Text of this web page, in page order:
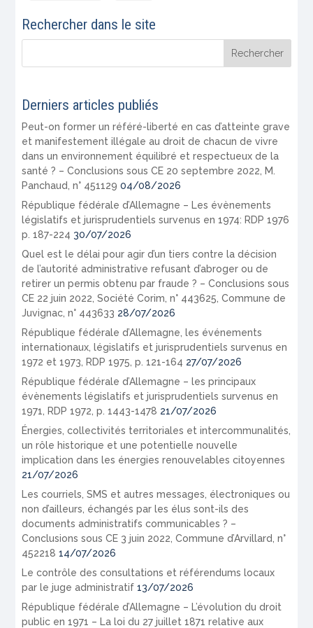
Rechercher dans le site
Derniers articles publiés
Peut-on former un référé-liberté en cas d’atteinte grave
et manifestement illégale au droit de chacun de vivre
dans un environnement équilibré et respectueux de la
santé ? – Conclusions sous CE 20 septembre 2022, M.
Panchaud, n° 451129 04/08/2026
République fédérale d’Allemagne – Les évènements
législatifs et jurisprudentiels survenus en 1974: RDP 1976
p. 187-224 30/07/2026
Quel est le délai pour agir d’un tiers contre la décision
de l’autorité administrative refusant d’abroger ou de
retirer un permis obtenu par fraude ? – Conclusions sous
CE 22 juin 2022, Société Corim, n° 443625, Commune de
Juvignac, n° 443633 28/07/2026
République fédérale d’Allemagne, les événements
internationaux, législatifs et jurisprudentiels survenus en
1972 et 1973, RDP 1975, p. 121-164 27/07/2026
République fédérale d’Allemagne – les principaux
évènements législatifs et jurisprudentiels survenus en
1971, RDP 1972, p. 1443-1478 21/07/2026
Énergies, collectivités territoriales et intercommunalités,
un rôle historique et une potentielle nouvelle
implication dans les énergies renouvelables citoyennes
21/07/2026
Les courriels, SMS et autres messages, électroniques ou
non d’ailleurs, échangés par les élus sont-ils des
documents administratifs communicables ? –
Conclusions sous CE 3 juin 2022, Commune d’Arvillard, n°
452218 14/07/2026
Le contrôle des consultations et référendums locaux
par le juge administratif 13/07/2026
République fédérale d’Allemagne – L’évolution du droit
public en 1971 – La loi du 27 juillet 1871 relative aux